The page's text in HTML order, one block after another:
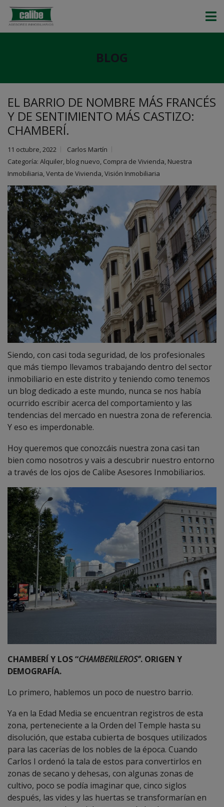
BLOG
EL BARRIO DE NOMBRE MÁS FRANCÉS
Y DE SENTIMIENTO MÁS CASTIZO:
CHAMBERÍ.
11 octubre, 2022
Carlos Martín
Categoría: Alquiler, blog nuevo, Compra de Vivienda, Nuestra
Inmobiliaria,Venta de Vivienda,Visión Inmobiliaria
Siendo, con casi toda seguridad, de los profesionales
que más tiempo llevamos trabajando dentro del sector
inmobiliario en este distrito y teniendo como tenemos
un blog dedicado a este mundo, nunca se nos había
ocurrido escribir acerca del comportamiento y las
tendencias del mercado en nuestra zona de referencia.
Y eso es imperdonable.
Hoy queremos que conozcáis nuestra zona casi tan
bien como nosotros y vais a descubrir nuestro entorno
a través de los ojos de Calibe Asesores Inmobiliarios.
CHAMBERÍ Y LOS “CHAMBERILEROS”. ORIGEN Y
DEMOGRAFÍA.
Lo primero, hablemos un poco de nuestro barrio.
Ya en la Edad Media se encuentran registros de esta
zona, perteneciente a la Orden del Temple hasta su
disolución, que estaba cubierta de bosques utilizados
para las cacerías de los nobles de la época. Cuando
Carlos I ordenó la tala de estos para convertirlos en
zonas de secano y dehesas, con algunas zonas de
cultivo, poco se podía imaginar que, cinco siglos
después, las vides y las huertas se transformarían en